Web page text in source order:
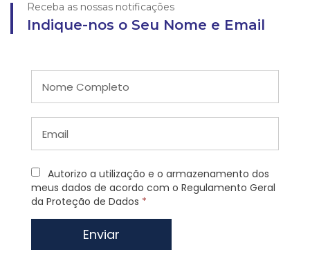
Receba as nossas notificações
Indique-nos o Seu Nome e Email
Autorizo a utilização e o armazenamento dos
meus dados de acordo com o Regulamento Geral
da Proteção de Dados *
Enviar